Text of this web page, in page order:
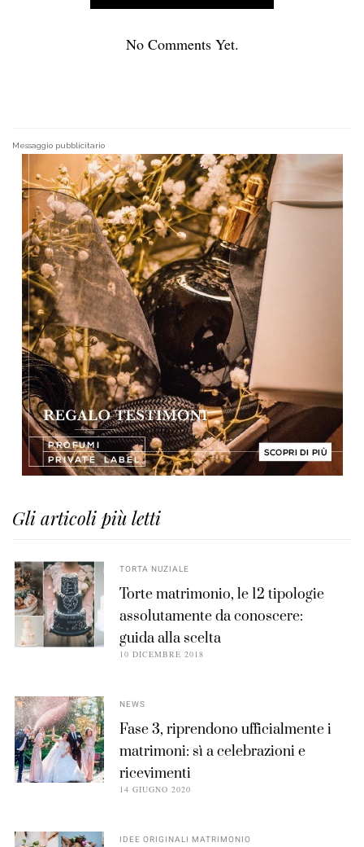
No Comments Yet.
Messaggio pubblicitario
Gli articoli più letti
TORTA NUZIALE
Torte matrimonio, le 12 tipologie
assolutamente da conoscere:
guida alla scelta
10 DICEMBRE 2018
NEWS
Fase 3, riprendono ufficialmente i
matrimoni: sì a celebrazioni e
ricevimenti
14 GIUGNO 2020
IDEE ORIGINALI MATRIMONIO